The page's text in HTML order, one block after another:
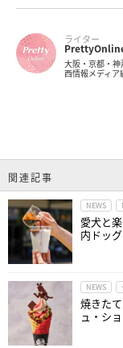
ライター
大阪・京都・
西情報メディア
関連記事
NEWS
愛犬と
内ドッ
NEWS
焼きた
ュ・シ